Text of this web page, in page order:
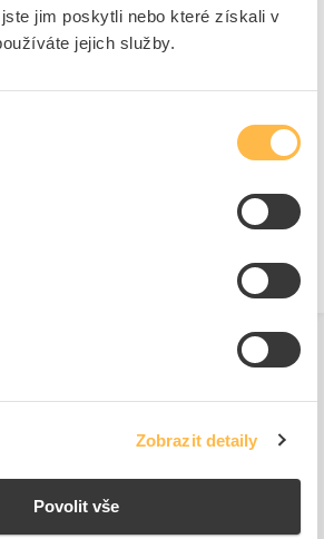
jim poskytli nebo které získali v
jejich služby.
Zobrazit detaily
Povolit vše